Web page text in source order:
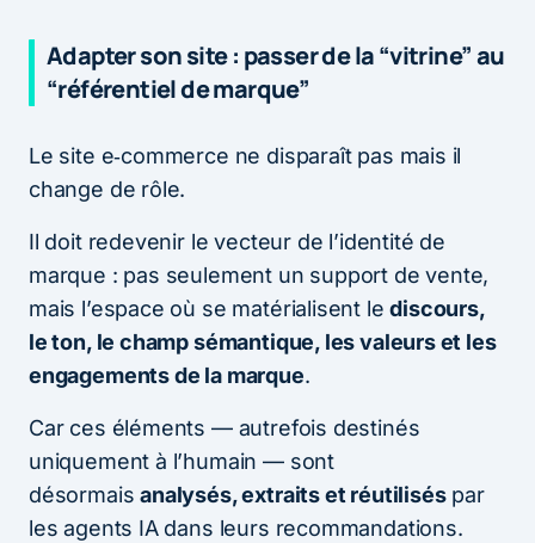
Adapter son site : passer de la “vitrine” au
“référentiel de marque”
Le site e‑commerce ne disparaît pas mais il
change de rôle.
Il doit redevenir le vecteur de l’identité de
marque : pas seulement un support de vente,
mais l’espace où se matérialisent lediscours,
le ton, le champ sémantique, les valeurs et les
engagements de la marque.
Car ces éléments — autrefois destinés
uniquement à l’humain — sont
désormaisanalysés, extraits et réutiliséspar
les agents IA dans leurs recommandations.